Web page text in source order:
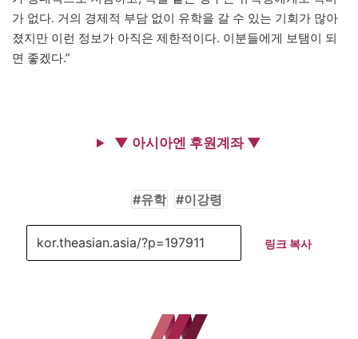
가 없다. 거의 경제적 부담 없이 유학을 갈 수 있는 기회가 많아
졌지만 이런 정보가 아직은 제한적이다. 이분들에게 보탬이 되
면 좋겠다.”
▼ 아시아엔 후원계좌 ▼
유학 이강령
링크 복사